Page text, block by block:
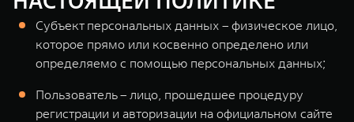
Субъект персональных данных – физическое лицо,
которое прямо или косвенно определено или
определяемо с помощью персональных данных;
Пользователь – лицо, прошедшее процедуру
регистрации и авторизации на официальном сайте